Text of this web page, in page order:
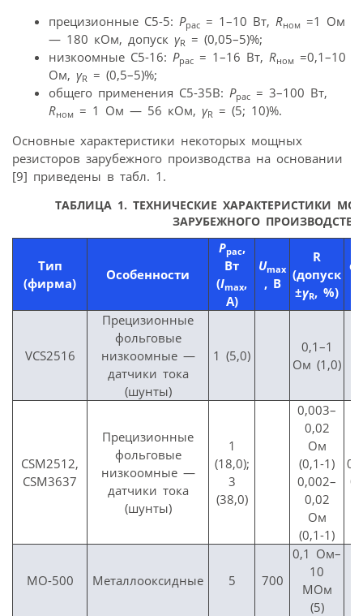
прецизионные С5-5: Pрас = 1–10 Вт, Rном =1 Ом
— 180 кОм, допуск γR = (0,05–5)%;
низкоомные С5-16: Pрас = 1–16 Вт, Rном =0,1–10
Ом, γR = (0,5–5)%;
общего применения С5-35В: Pрас = 3–100 Вт,
Rном = 1 Ом — 56 кОм, γR = (5; 10)%.
Основные характеристики некоторых мощных
резисторов зарубежного производства на основании
[9] приведены в табл. 1.
ТАБЛИЦА 1. ТЕХНИЧЕСКИЕ ХАРАКТЕРИСТИКИ
ЗАРУБЕЖНОГО ПРОИЗВОДСТВА
Тип
(фирма)
Особенности
Pрас,
Вт
(Imax,
A)
Umax
, В
R
(допуск
±γR, %)
α
VCS2516
Прецизионные
фольговые
низкоомные —
датчики тока
(шунты)
1 (5,0)
0,1–1
Ом (1,0)
СSM2512,
СSM3637
Прецизионные
фольговые
низкоомные —
датчики тока
(шунты)
1
(18,0);
3
(38,0)
0,003–
0,02
Ом
(0,1-1)
0,002–
0,02
Ом
(0,1-1)
MO-500 Металлооксидные 5 700
0,1 Ом–
10
МОм
(5)